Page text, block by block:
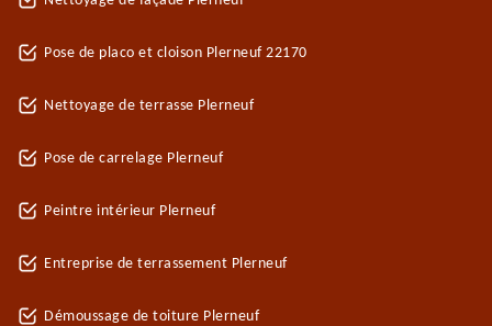
Pose de placo et cloison Plerneuf 22170
Nettoyage de terrasse Plerneuf
Pose de carrelage Plerneuf
Peintre intérieur Plerneuf
Entreprise de terrassement Plerneuf
Démoussage de toiture Plerneuf